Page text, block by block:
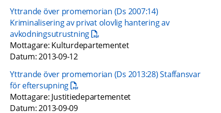
Yttrande över promemorian (Ds 2007:14)
Kriminalisering av privat olovlig hantering av
avkodningsutrustningpdf, 400.9 kB.
Mottagare: Kulturdepartementet
Datum: 2013-09-12
Yttrande över promemorian (Ds 2013:28) Staffansvar
för eftersupningpdf, 106.8 kB.
Mottagare: Justitiedepartementet
Datum: 2013-09-09